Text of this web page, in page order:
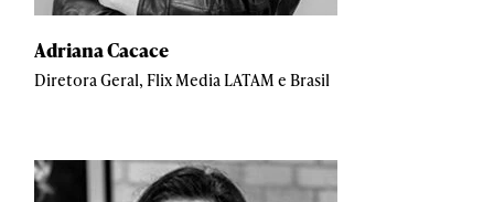
Adriana Cacace
Diretora Geral, Flix Media LATAM e Brasil